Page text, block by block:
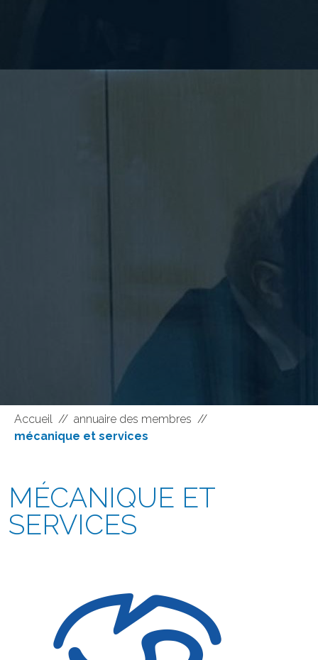
Accueil // annuaire des membres //
mécanique et services
MÉCANIQUE ET
SERVICES